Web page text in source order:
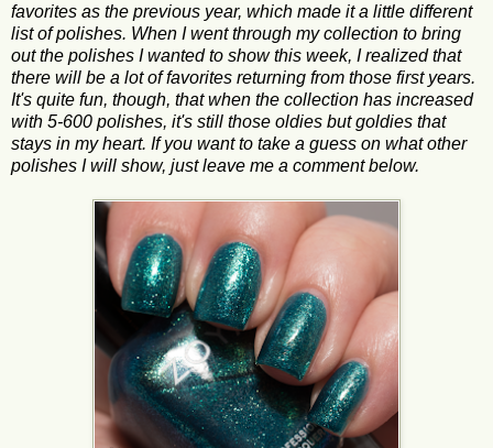
favorites as the previous year, which made it a little different
list of polishes. When I went through my collection to bring
out the polishes I wanted to show this week, I realized that
there will be a lot of favorites returning from those first years.
It's quite fun, though, that when the collection has increased
with 5-600 polishes, it's still those oldies but goldies that
stays in my heart. If you want to take a guess on what other
polishes I will show, just leave me a comment below.